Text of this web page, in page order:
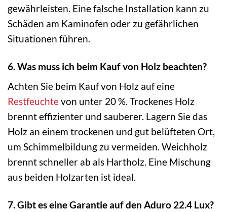
gewährleisten. Eine falsche Installation kann zu
Schäden am Kaminofen oder zu gefährlichen
Situationen führen.
6. Was muss ich beim Kauf von Holz beachten?
Achten Sie beim Kauf von Holz auf eine
Restfeuchtevon unter 20 %. Trockenes Holz
brennt effizienter und sauberer. Lagern Sie das
Holz an einem trockenen und gut belüfteten Ort,
um Schimmelbildung zu vermeiden. Weichholz
brennt schneller ab als Hartholz. Eine Mischung
aus beiden Holzarten ist ideal.
7. Gibt es eine Garantie auf den Aduro 22.4 Lux?